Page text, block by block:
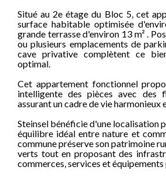
Situé au 2e étage du Bloc 5, cet
surface habitable optimisée
grande terrasse d'environ 13 m² .
ou plusieurs emplacements de
cave privative complètent ce
optimal.
Cet appartement fonctionnel
intelligente des pièces avec des
assurant un cadre de vie harmonieux
Steinsel bénéficie d'une localisation
équilibre idéal entre nature et
commune préserve son patrimoine
verts tout en proposant des
commerces, services et